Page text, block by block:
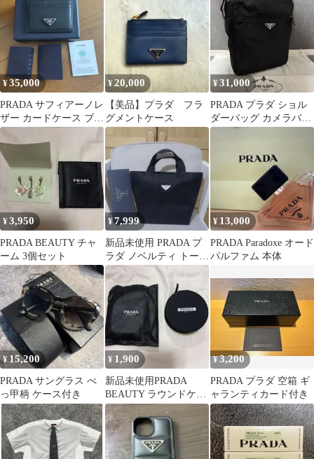
ラック
¥35,000
PRADA サフィアーノレ
ザー カードケース ブラ
ック
¥20,000
【美品】プラダ フラ
グメントケース
¥31,000
PRADA プラダ ショル
ダーバッグ カメラバッ
グ 三角プレート ブラッ
¥3,950
PRADA BEAUTY チャ
ーム 3個セット
¥7,999
新品未使用 PRADA プ
ラダ ノベルティ トート
バッグ ブラック
¥ 13,000
PRADA Paradoxe オード
パルファム 本体
¥15,200
PRADA サングラス べ
っ甲柄 ケース付き
¥ 1,900
新品未使用PRADA
BEAUTY ラウンドケー
ス ノベルティ
¥3,200
PRADA プラダ 空箱 ギ
ャランティカード付き